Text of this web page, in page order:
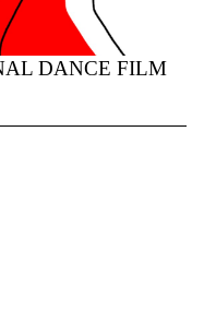
DANCE FILM